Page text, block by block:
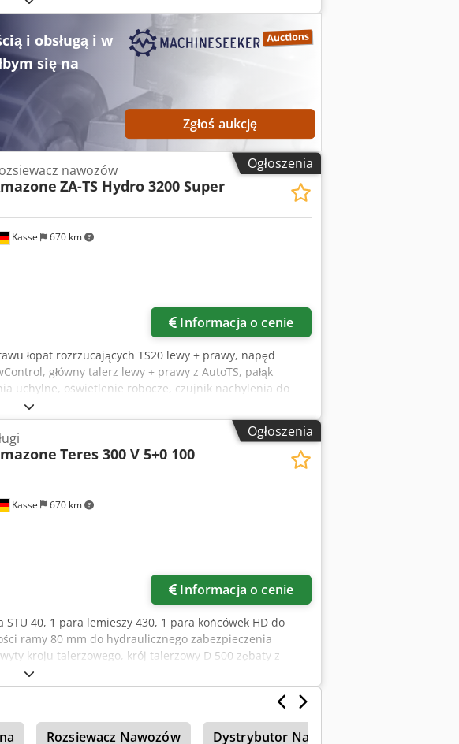
i obsługą i w
się na
Zgłoś aukcję
Ogłoszenia
Kassel 670 km
nawozów
ZA-TS Hydro 3200 Super
Informacja o cenie
łopat rozrzucających TS20 lewy + prawy, napęd
główny talerz lewy + prawy z AutoTS, pałąk
uchylne, oświetlenie robocze, czujnik nachylenia do
Tzwjx Agtef
Ogłoszenia
Kassel 670 km
Teres 300 V 5+0 100
Informacja o cenie
STU 40, 1 para lemieszy 430, 1 para końcówek HD do
ramy 80 mm do hydraulicznego zabezpieczenia
kroju talerzowego, krój talerzowy D 500 zębaty z
A Udyox Agtof
Rozsiewacz Nawozów Dystrybutor Nawozów